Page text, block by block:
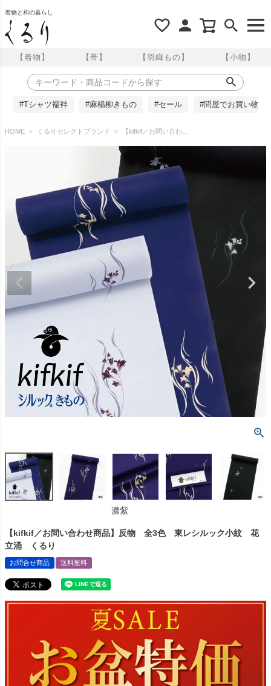
着物と和の暮らし
【着物】 【帯】 【羽織もの】 【小物】
#Tシャツ襦袢 #麻楊柳きもの #セール #問屋でお買い物
HOME くるりセレクトブランド 【kifkif／お問い合わせ商品】反物 全3色 東レシルック小紋 花立涌 くるり
濃紫
【kifkif／お問い合わせ商品】反物 全3色 東レシルック小紋 花
立涌 くるり
お問合せ商品 送料無料